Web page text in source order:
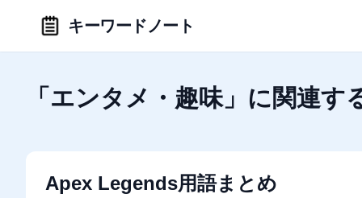
キーワードノート
「エンタメ・趣味」に関連す
Apex Legends用語まとめ